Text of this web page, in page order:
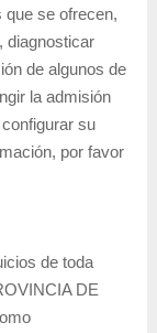
que se ofrecen,
diagnosticar
de algunos de
la admisión
su
por favor
de toda
DE